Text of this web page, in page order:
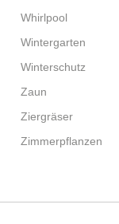
Whirlpool
Wintergarten
Winterschutz
Zaun
Ziergräser
Zimmerpflanzen